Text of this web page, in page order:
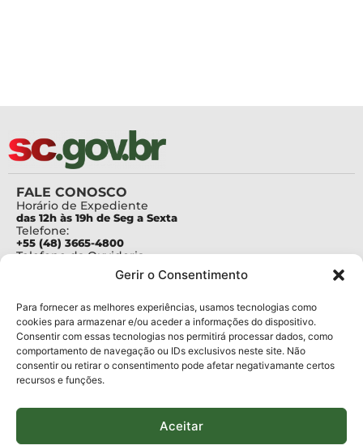
Gerir o Consentimento
Para fornecer as melhores experiências, usamos tecnologias como
cookies para armazenar e/ou aceder a informações do dispositivo.
Consentir com essas tecnologias nos permitirá processar dados, como
comportamento de navegação ou IDs exclusivos neste site. Não
consentir ou retirar o consentimento pode afetar negativamante certos
recursos e funções.
Aceitar
FALE CONOSCO
Horário de Expediente
das 12h às 19h de Seg a Sexta
Telefone:
+55 (48) 3665-4800
Telefone da Ouvidoria
Para assuntos relacionados à Pesquisa
pesquisa@fapesc.sc.gov.br
Para assuntos relacionados à Inovação
inovacao@fapesc.sc.gov.br
Para assuntos relacionados à Bolsas
bolsas@fapesc.sc.gov.br
Para assuntos relacionados à Prestação de Contas
Para assuntos relacionados à Plataforma
plataforma@fapesc.sc.gov.br